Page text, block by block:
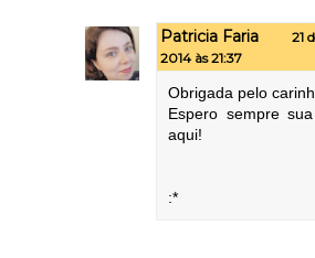
Patricia Faria
21
2014 às 21:37
Obrigada pelo
Espero sempre
aqui!
:*